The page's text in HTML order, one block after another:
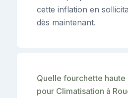
cette inflation en
dès maintenant.
Quelle fourchette haute
pour Climatisation à